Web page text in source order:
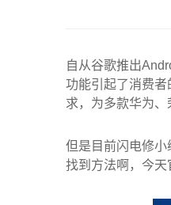
自从谷歌推出
功能引起了消费
求，为多款华为、
但是目前闪电修
找到方法啊，今天